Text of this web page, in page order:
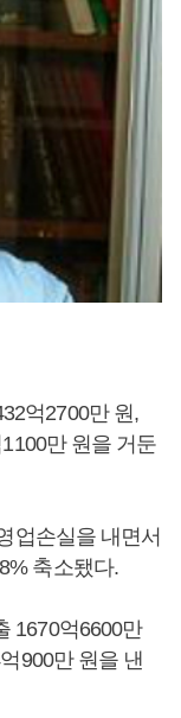
억2700만 원,
만 원을 거둔
업손실을 내면서
축소됐다.
1670억6600만
900만 원을 낸